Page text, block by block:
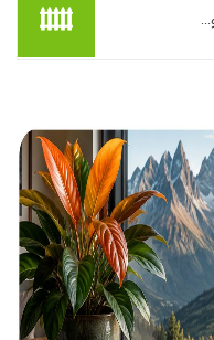
تنها کاری که باید برای